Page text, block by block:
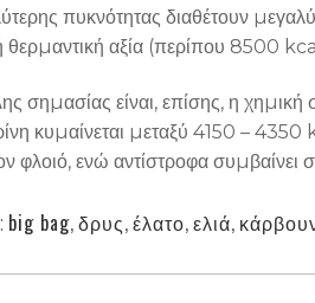
πυκνότητας διαθέτουν
θερµαντική αξία (περίπου 8500
σηµασίας είναι, επίσης, η
κυµαίνεται µεταξύ 4150 –
φλοιό, ενώ αντίστροφα
big bag,δρυς,έλατο,ελιά,